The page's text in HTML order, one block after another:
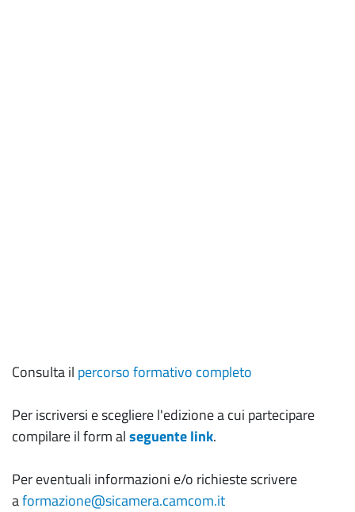
Consulta il percorso formativo completo
Per iscriversi e scegliere l'edizione a cui partecipare
compilare il form alseguente link.
Per eventuali informazioni e/o richieste scrivere
aformazione@sicamera.camcom.it